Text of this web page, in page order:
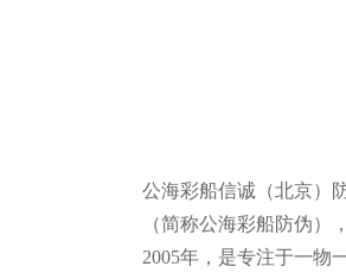
公海彩船信诚（北京）
（简称公海彩船防伪）
2005年，是专注于一物